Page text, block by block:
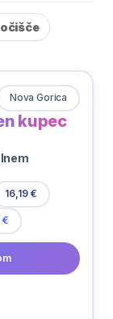
Nova Gorica
kupec
16,19 €
€